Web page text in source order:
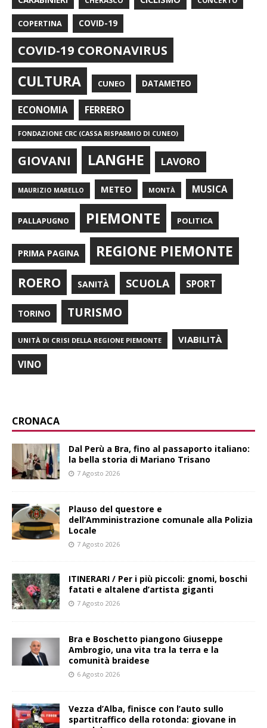
COPERTINA COVID-19
COVID-19 CORONAVIRUS
CULTURA CUNEO DATAMETEO
ECONOMIA FERRERO
FONDAZIONE CRC (CASSA RISPARMIO DI CUNEO)
GIOVANI LANGHE LAVORO
MAURIZIO MARELLO METEO MONTÀ MUSICA
PALLAPUGNO PIEMONTE POLITICA
PRIMA PAGINA REGIONE PIEMONTE
ROERO SANITÀ SCUOLA SPORT
TORINO TURISMO
UNITÀ DI CRISI DELLA REGIONE PIEMONTE VIABILITÀ
VINO
CRONACA
​Dal Perù a Bra, fino al passaporto italiano:
la bella storia di Mariano Trisano
7 Agosto 2026
Plauso del questore e
dell’Amministrazione comunale alla Polizia
Locale
7 Agosto 2026
ITINERARI / Per i più piccoli: gnomi, boschi
fatati e altalene d’artista giganti
7 Agosto 2026
Bra e Boschetto piangono Giuseppe
Ambrogio, una vita tra la terra e la
comunità braidese
6 Agosto 2026
Vezza d’Alba, finisce con l’auto sullo
spartitraffico della rotonda: giovane in